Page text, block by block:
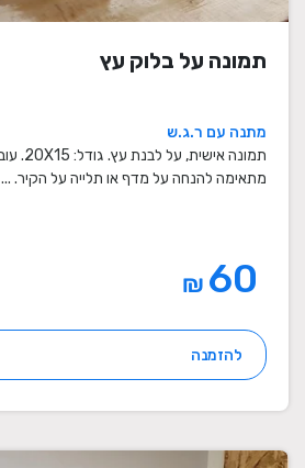
תמונה על בלוק עץ
מתנה עם ר.ג.ש
מתאימה להנחה על מדף או תלייה על הקיר. ...
₪
להזמנה